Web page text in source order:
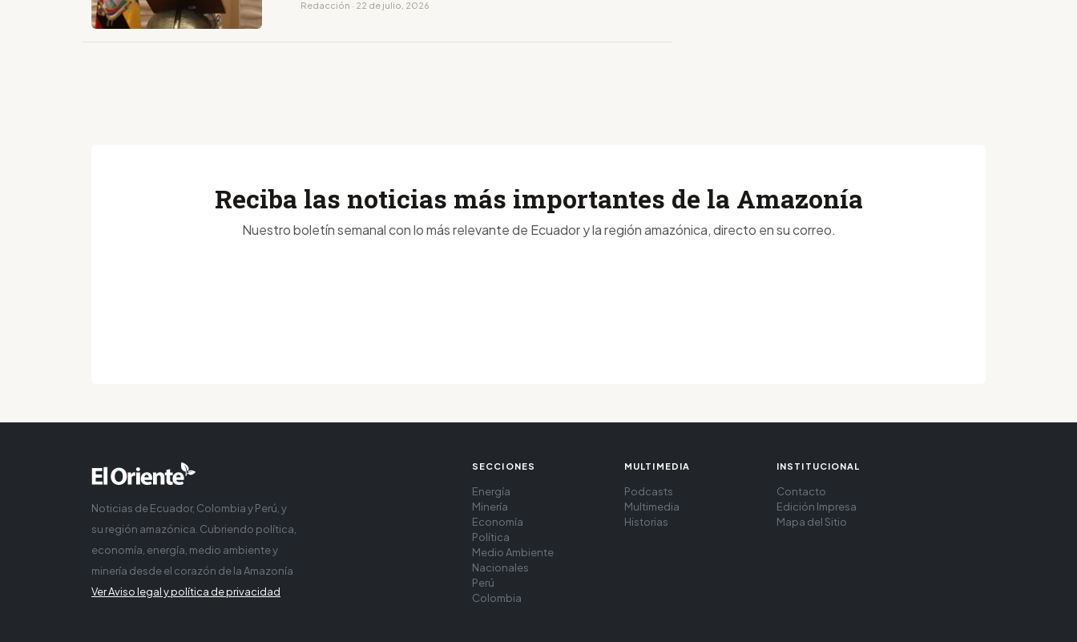
Redacción · 22 de julio, 2026
Reciba las noticias más importantes de la Amazonía
Nuestro boletín semanal con lo más relevante de Ecuador y la región amazónica, directo en su correo.
Noticias de Ecuador, Colombia y Perú, y
su región amazónica. Cubriendo política,
economía, energía, medio ambiente y
minería desde el corazón de la Amazonía
Ver Aviso legal y política de privacidad
SECCIONES
Energía
Minería
Economía
Política
Medio Ambiente
Nacionales
Perú
Colombia
MULTIMEDIA
Podcasts
Multimedia
Historias
INSTITUCIONAL
Contacto
Edición Impresa
Mapa del Sitio